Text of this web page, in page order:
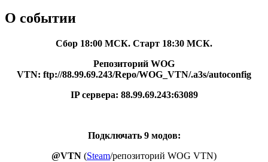
О событии
Сбор 18:00 МСК. Старт 18:30 МСК.
Репозиторий WOG
VTN: ftp://88.99.69.243/Repo/WOG_VTN/.a3s/autoconfig
IP сервера: 88.99.69.243:63089
Подключать 9 модов:
@VTN (Steam/репозиторий WOG VTN)